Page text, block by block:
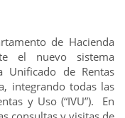
de Hacienda
el nuevo sistema
Unificado de Rentas
integrando todas las
y Uso (“IVU”). En